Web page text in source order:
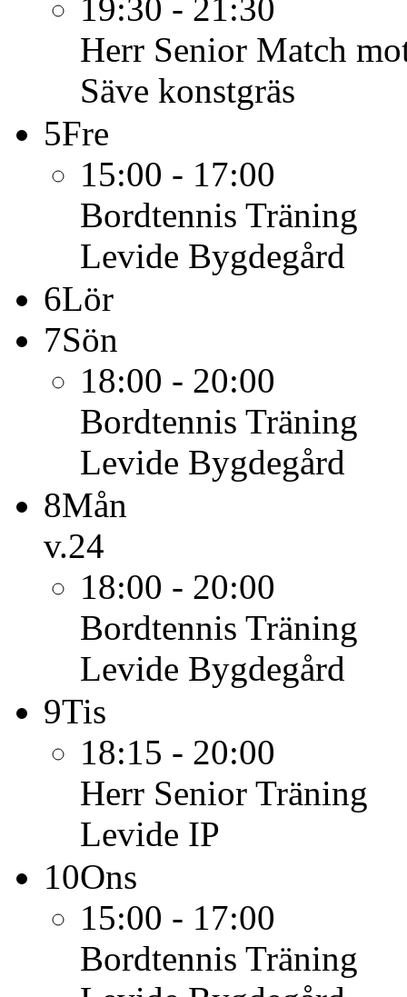
19:30 - 21:30
Herr Senior Match
Säve konstgräs
5Fre
15:00 - 17:00
Bordtennis Träning
Levide Bygdegård
6Lör
7Sön
18:00 - 20:00
Bordtennis Träning
Levide Bygdegård
8Mån
v.24
18:00 - 20:00
Bordtennis Träning
Levide Bygdegård
9Tis
18:15 - 20:00
Herr Senior Träning
Levide IP
10Ons
15:00 - 17:00
Bordtennis Träning